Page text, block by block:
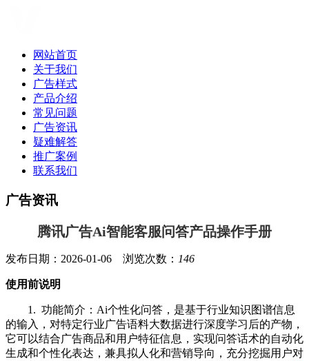
网站首页
关于我们
广告样式
产品介绍
常见问题
广告资讯
疑难解答
推广案例
联系我们
广告资讯
腾讯广告Ai智能客服问答产品操作手册
发布日期：2026-01-06 浏览次数： 146
使用前说明
1. 功能简介：Ai个性化问答，是基于行业知识图谱信息
的输入，对特定行业广告语料大数据进行深度学习后的产物，
它可以结合广告商品和用户特征信息，实现问答话术的自动化
生成和个性化表达，兼具拟人化和营销导向，充分挖掘用户对